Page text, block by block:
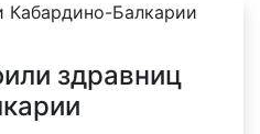
здравниц